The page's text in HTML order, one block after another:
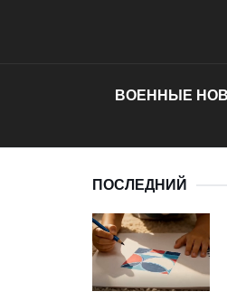
ВОЕННЫЕ
ПОСЛЕДНИЙ